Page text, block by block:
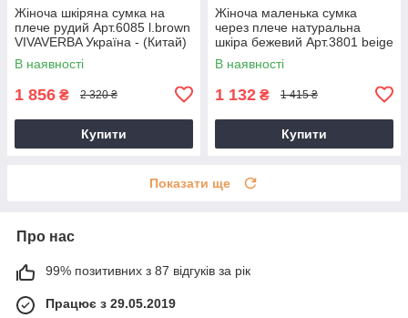
Жіноча шкіряна сумка на
плече рудий Арт.6085 l.brown
VIVAVERBA Україна - (Китай)
В наявності
1 856 ₴ 2 320 ₴
Купити
Жіноча маленька сумка
через плече натуральна
шкіра бежевий Арт.3801 beige
Alex Rai (Китай)
В наявності
1 132 ₴ 1 415 ₴
Купити
Показати ще
Про нас
99% позитивних з 87 відгуків за рік
Працює з 29.05.2019